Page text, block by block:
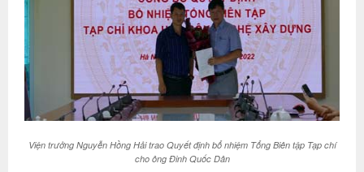
Viện trưởng Nguyễn Hồng Hải trao Quyết định bổ nhiệm Tổng Biên tập Tạp chí
cho ông Đinh Quốc Dân